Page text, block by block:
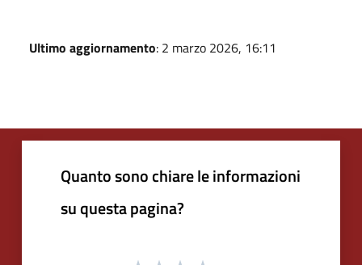
Ultimo aggiornamento: 2 marzo 2026, 16:11
Quanto sono chiare le informazioni
su questa pagina?